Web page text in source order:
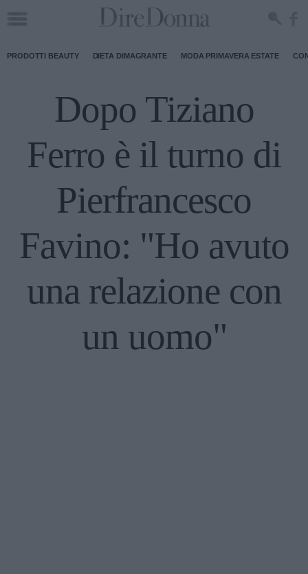
PRODOTTI BEAUTY DIETA DIMAGRANTE MODA PRIMAVERA ESTATE
Dopo Tiziano
Ferro è il turno di
Pierfrancesco
Favino: "Ho avuto
una relazione con
un uomo"